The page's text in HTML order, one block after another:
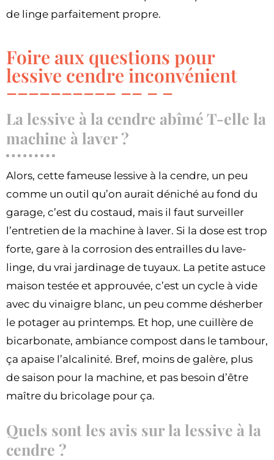
de linge parfaitement propre.
Foire aux questions pour
lessive cendre inconvénient
La lessive à la cendre abîmé T-elle la
machine à laver ?
Alors, cette fameuse lessive à la cendre, un peu
comme un outil qu’on aurait déniché au fond du
garage, c’est du costaud, mais il faut surveiller
l’entretien de la machine à laver. Si la dose est trop
forte, gare à la corrosion des entrailles du lave-
linge, du vrai jardinage de tuyaux. La petite astuce
maison testée et approuvée, c’est un cycle à vide
avec du vinaigre blanc, un peu comme désherber
le potager au printemps. Et hop, une cuillère de
bicarbonate, ambiance compost dans le tambour,
ça apaise l’alcalinité. Bref, moins de galère, plus
de saison pour la machine, et pas besoin d’être
maître du bricolage pour ça.
Quels sont les avis sur la lessive à la
cendre ?